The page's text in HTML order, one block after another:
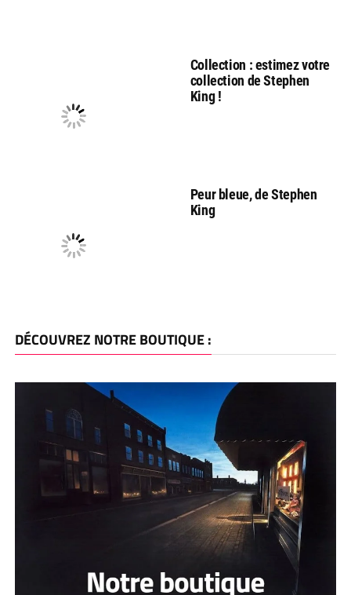
Collection : estimez votre
collection de Stephen
King !
Peur bleue, de Stephen
King
DÉCOUVREZ NOTRE BOUTIQUE :